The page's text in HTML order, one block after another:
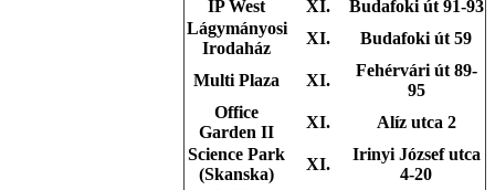
IP West
XI.
Budafoki út 91-93
Lágymányosi
Irodaház
XI. Budafoki út 59
Multi Plaza XI.
Fehérvári út 89-
95
Office
Garden II
XI.
Alíz utca 2
Science Park
(Skanska)
XI.
Irinyi József utca
4-20